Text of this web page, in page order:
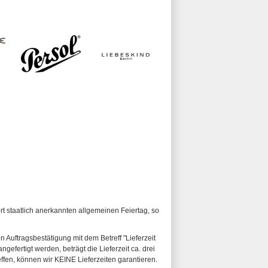
staatlich anerkannten allgemeinen Feiertag, so
Auftragsbestätigung mit dem Betreff "Lieferzeit
werden, beträgt die Lieferzeit ca. drei
können wir KEINE Lieferzeiten garantieren.